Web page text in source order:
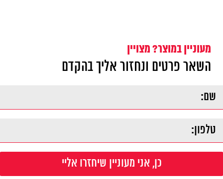
מעוניין במוצר? מצויין
השאר פרטים ונחזור אליך בהקדם